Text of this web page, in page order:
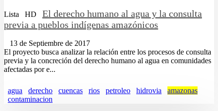
Lista HD
El derecho humano al agua y la consulta
previa a pueblos indígenas amazónicos
13 de Septiembre de 2017
El proyecto busca analizar la relación entre los procesos de consulta
previa y la concreción del derecho humano al agua en comunidades
afectadas por e...
agua derecho cuencas rios petroleo hidrovia
amazonas
contaminacion